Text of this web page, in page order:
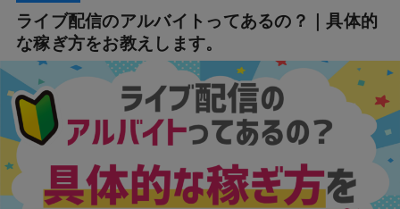
ライブ配信のアルバイトってあるの？｜具体的
な稼ぎ方をお教えします。